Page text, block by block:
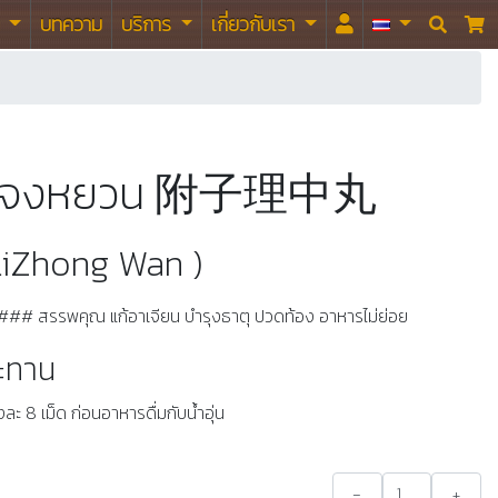
บทความ บริการ เกี่ยวกับเรา  
งหยวน 附子理中丸
Wan )
สรรพคุณ แก้อาเจียน บำรุงธาตุ ปวดท้อง อาหารไม่ย่อย
าน
ละ 8 เม็ด ก่อนอาหารดื่มกับน้ำอุ่น